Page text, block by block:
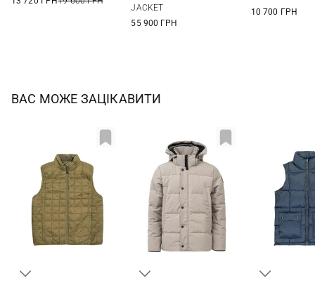
JACKET
55 900 ГРН
10 700 ГРН
ВАС МОЖЕ ЗАЦІКАВИТИ